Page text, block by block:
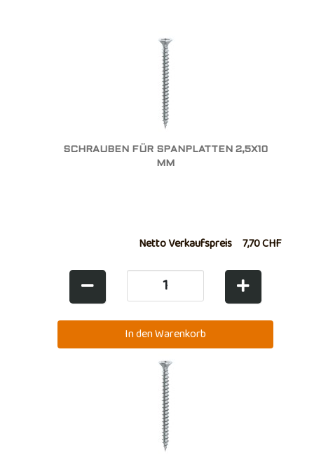
SCHRAUBEN FÜR SPANPLATTEN 2,5X10
MM
Netto Verkaufspreis 7,70 CHF